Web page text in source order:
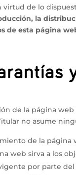
virtud de lo
la
de esta página
de la página
no asume
de la página
web sirva a los
por parte